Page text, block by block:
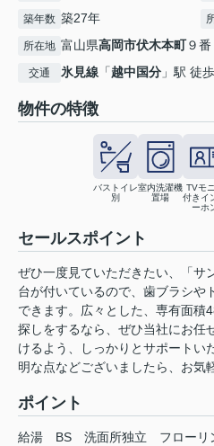
築年数 築27年
所在地 富山県高岡市伏木本町９番
交通 氷見線 「越中国分 」駅 徒
物件の特徴
バストイレ
別
室内洗濯機
置場
TVモ
付きイ
ーホ
セールスポイント
ぜひ一度見ていただきたい、「サ
台が付いているので、歯ブラシや
できます。広々とした、専有面積
探しをするなら、ぜひ当社にお任
けるよう、しっかりとサポートい
明な点などございましたら、お気
ポイント
給湯 BS 洗面所独立 フローリ